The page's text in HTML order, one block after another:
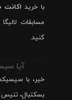
با خرید
مسابقات
کنید.
آیا
خیر، با
بسکتبال، تنیس